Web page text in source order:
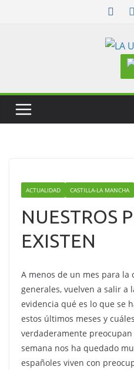
ACTUALIDAD CASTILLA-LA MANCHA
NUESTROS
EXISTEN
A menos de un mes para la
generales, vuelven a salir a
evidencia qué es lo que se
estos últimos meses y
verdaderamente
semana nos ha quedado
españoles viven con